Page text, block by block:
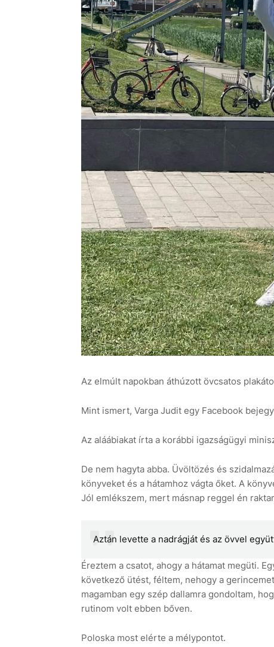
Az elmúlt napokban áthúzott övcsatos
Mint ismert, Varga Judit egy Facebook
Az aláábiakat írta a korábbi igazságügyi
De nem hagyta abba. Üvöltözés és
könyveket és a hátamhoz vágta őket. A
Jól emlékszem, mert másnap reggel én
Aztán levette a nadrágját és az övvel
Éreztem a csatot, ahogy a hátamat megüti.
következő ütést, féltem, nehogy a
magamban egy szép dallamra gondoltam,
rutinom volt ebben bőven.
Poloska most elérte a mélypontot.